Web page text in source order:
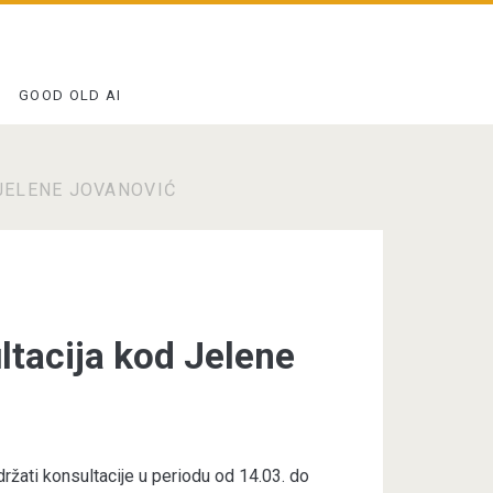
GOOD OLD AI
JOVANOVIĆ
kod Jelene
konsultacije u periodu od 14.03. do